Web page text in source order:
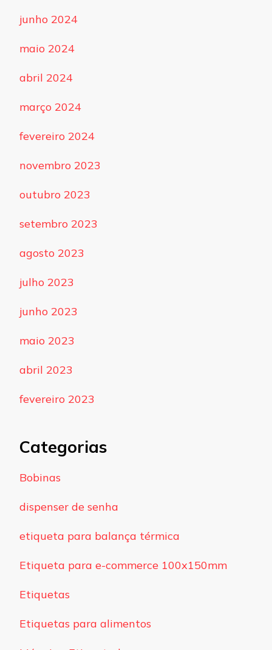
junho 2024
maio 2024
abril 2024
março 2024
fevereiro 2024
novembro 2023
outubro 2023
setembro 2023
agosto 2023
julho 2023
junho 2023
maio 2023
abril 2023
fevereiro 2023
Categorias
Bobinas
dispenser de senha
etiqueta para balança térmica
Etiqueta para e-commerce 100x150mm
Etiquetas
Etiquetas para alimentos